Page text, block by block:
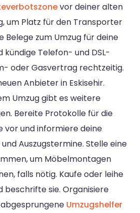
vor deiner alten
um Platz für den Transporter
Belege zum Umzug für deine
kündige Telefon- und DSL-
oder Gasvertrag rechtzeitig.
Anbieter in Eskisehir.
Umzug gibt es weitere
Bereite Protokolle für die
vor und informiere deine
Auszugstermine. Stelle eine
um Möbelmontagen
falls nötig. Kaufe oder leihe
beschrifte sie. Organisiere
Umzugshelfer